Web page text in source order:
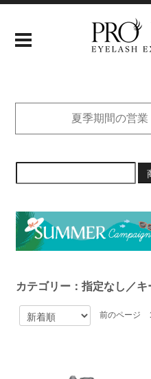
夏季期間の営
カテゴリー：指定なし／
前のページ